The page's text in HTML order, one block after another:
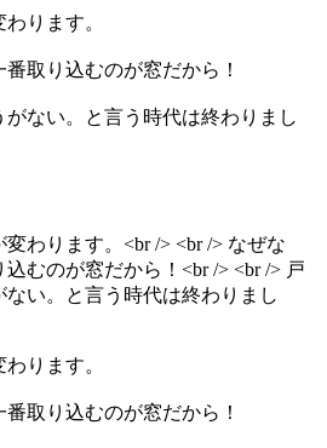
ります。
取り込むのが窓だから！
がない。と言う時代は終わりまし
ります。
取り込むのが窓だから！